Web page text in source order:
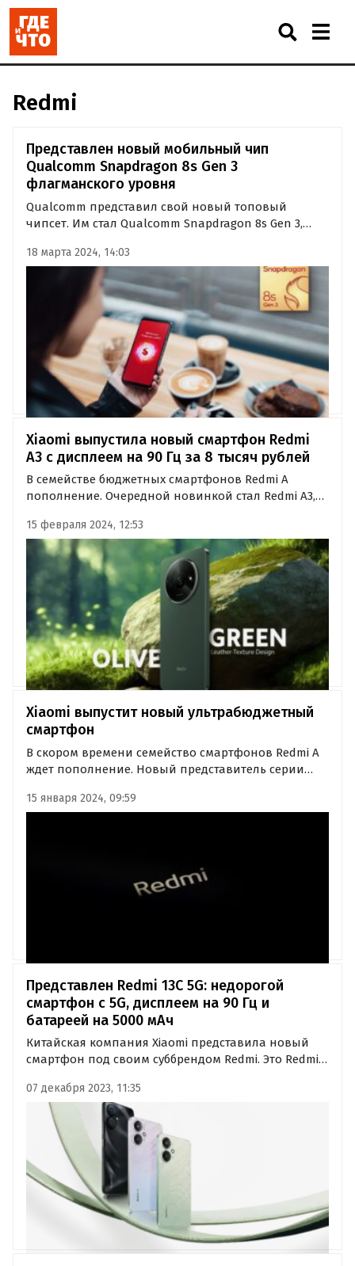
Redmi
Представлен новый мобильный чип
Qualcomm Snapdragon 8s Gen 3
флагманского уровня
Qualcomm представил свой новый топовый
чипсет. Им стал Qualcomm Snapdragon 8s Gen 3,
технологическому процессу TSMC. В состав
Qualcomm Snapdragon 8s Gen 3 входят центральное
ядро Cortex-X4 с тактовой частотой 3 ГГц…
18 марта 2024, 14:03
Xiaomi выпустила новый смартфон Redmi
A3 с дисплеем на 90 Гц за 8 тысяч рублей
В семействе бюджетных смартфонов Redmi A
пополнение. Очередной новинкой стал Redmi A3,
частотой обновления, полноценную версию
Android и корпус с задней панелью из
искусственной кожи.
15 февраля 2024, 12:53
Xiaomi выпустит новый ультрабюджетный
смартфон
В скором времени семейство смартфонов Redmi A
ждет пополнение. Новый представитель серии
сертификацию в ряде регионов, включая Юго-
15 января 2024, 09:59
Представлен Redmi 13C 5G: недорогой
смартфон с 5G, дисплеем на 90 Гц и
батареей на 5000 мАч
Китайская компания Xiaomi представила новый
смартфон под своим суббрендом Redmi. Это Redmi
сотовых сетей нового поколения.
07 декабря 2023, 11:35